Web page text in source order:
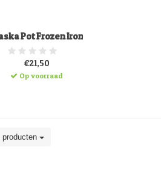
Pot Frozen Iron
€21,50
Op voorraad
producten